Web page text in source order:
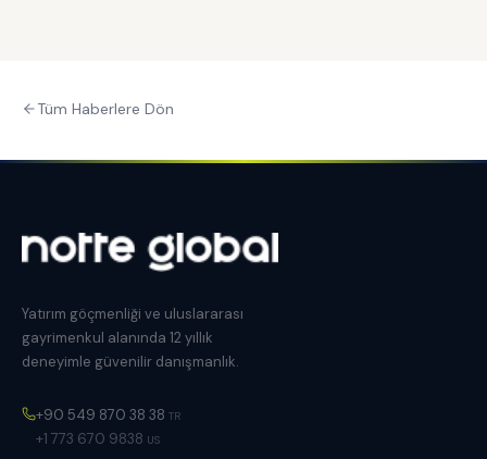
Tüm Haberlere Dön
Yatırım göçmenliği ve uluslararası
gayrimenkul alanında 12 yıllık
deneyimle güvenilir danışmanlık.
+90 549 870 38 38 TR
+1 773 670 9838 US